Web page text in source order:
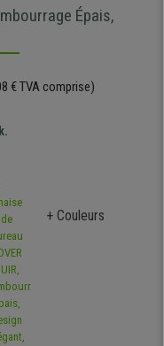
Épais,
€ TVA comprise)
+ Couleurs